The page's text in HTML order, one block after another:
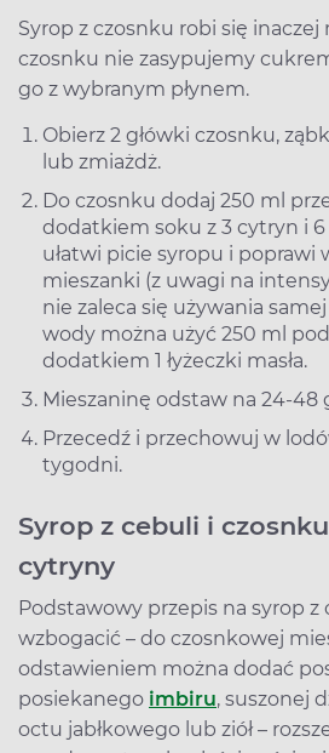
Syrop z czosnku robi się inaczej
czosnku nie zasypujemy
go z wybranym płynem.
Obierz 2 główki czosnku,
lub zmiażdż.
Do czosnku dodaj 250 ml
dodatkiem soku z 3 cytryn i 6
ułatwi picie syropu i poprawi
mieszanki (z uwagi na
nie zaleca się używania
wody można użyć 250 ml
dodatkiem 1 łyżeczki masła.
Mieszaninę odstaw na 24-48
Przecedź i przechowuj w
tygodni.
Syrop z cebuli i
cytryny
Podstawowy przepis na syrop z
wzbogacić – do czosnkowej
odstawieniem można dodać
posiekanego imbiru, suszonej
octu jabłkowego lub ziół –